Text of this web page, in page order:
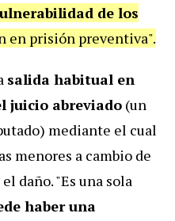
de los
en prisión preventiva".
salida habitual en
juicio abreviado (un
mediante el cual
menores a cambio de
daño. "Es una sola
haber una